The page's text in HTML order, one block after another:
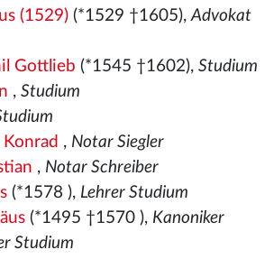
(1529)(*1529 †1605),Advokat
Gottlieb (*1545 †1602), Studium
, Studium
, Notar Siegler
, Notar Schreiber
(*1578 ), Lehrer Studium
(*1495 †1570 ), Kanoniker
Studium